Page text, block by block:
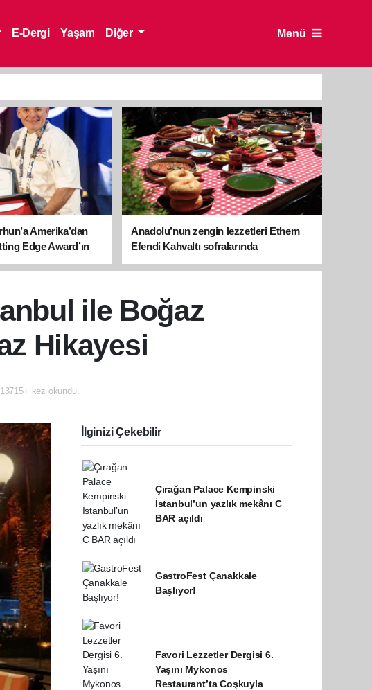
E-Dergi Yaşam Diğer Menü
Amerika’dan
Edge Award’ın
Anadolu’nun zengin lezzetleri Ethem
Efendi Kahvaltı sofralarında
ile Boğaz
Hikayesi
13715+ kez okundu.
İlginizi Çekebilir
Çırağan Palace Kempinski
İstanbul’un yazlık mekânı C
BAR açıldı
GastroFest Çanakkale
Başlıyor!
Favori Lezzetler Dergisi 6.
Yaşını Mykonos
Restaurant’ta Coşkuyla